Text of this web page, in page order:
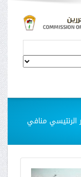
في سجن